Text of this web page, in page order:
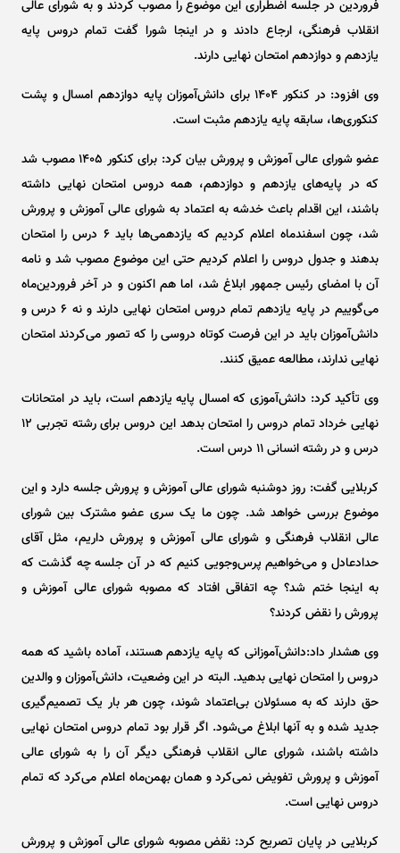
فروردین در جلسه اضطراری این موضوع را مصوب کردند و به شورای عالی
انقلاب فرهنگی، ارجاع دادند و در اینجا شورا گفت تمام دروس پایه
یازدهم و دوازدهم امتحان نهایی دارند.
وی افزود: در کنکور ۱۴۰۴ برای دانش‌آموزان پایه دوازدهم امسال و پشت
کنکوری‌ها، سابقه پایه یازدهم مثبت است.
عضو شورای عالی آموزش و پرورش بیان کرد: برای کنکور ۱۴۰۵ مصوب شد
که در پایه‌های یازدهم و دوازدهم، همه دروس امتحان نهایی داشته
باشند، این اقدام باعث خدشه به اعتماد به شورای عالی آموزش و پرورش
شد، چون اسفندماه اعلام کردیم که یازدهمی‌ها باید ۶ درس را امتحان
بدهند و جدول دروس را اعلام کردیم حتی این موضوع مصوب شد و نامه
آن با امضای رئیس جمهور ابلاغ شد، اما هم اکنون و در آخر فروردین‌ماه
می‌گوییم در پایه یازدهم تمام دروس امتحان نهایی دارند و نه ۶ درس و
دانش‌آموزان باید در این فرصت کوتاه دروسی را که تصور می‌کردند امتحان
نهایی ندارند، مطالعه عمیق کنند.
وی تأکید کرد: دانش‌آموزی که امسال پایه یازدهم است، باید در امتحانات
نهایی خرداد تمام دروس را امتحان بدهد این دروس برای رشته تجربی ۱۲
درس و در رشته انسانی ۱۱ درس است.
کربلایی گفت: روز دوشنبه شورای عالی آموزش و پرورش جلسه دارد و این
موضوع بررسی خواهد شد. چون ما یک سری عضو مشترک بین شورای
عالی انقلاب فرهنگی و شورای عالی آموزش و پرورش داریم، مثل آقای
حدادعادل و می‌خواهیم پرس‌و‌جویی کنیم که در آن جلسه چه گذشت که
به اینجا ختم شد؟ چه اتفاقی افتاد که مصوبه شورای عالی آموزش و
پرورش را نقض کردند؟
وی هشدار داد:دانش‌آموزانی که پایه یازدهم هستند، آماده باشید که همه
دروس را امتحان نهایی بدهید. البته در این وضعیت، دانش‌آموزان و والدین
حق دارند که به مسئولان بی‌اعتماد شوند، چون هر بار یک تصمیم‌گیری
جدید شده و به آنها ابلاغ می‌شود. اگر قرار بود تمام دروس امتحان نهایی
داشته باشند، شورای عالی انقلاب فرهنگی دیگر آن را به شورای عالی
آموزش و پرورش تفویض نمی‌کرد و همان بهمن‌ماه اعلام می‌کرد که تمام
دروس نهایی است.
کربلایی در پایان تصریح کرد: نقض مصوبه شورای عالی آموزش و پرورش